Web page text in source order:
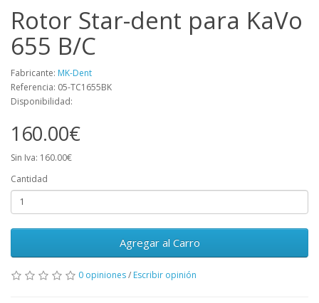
Rotor Star-dent para KaVo
655 B/C
Fabricante: MK-Dent
Referencia: 05-TC1655BK
Disponibilidad:
160.00€
Sin Iva: 160.00€
Cantidad
Agregar al Carro
0 opiniones/ Escribir opinión